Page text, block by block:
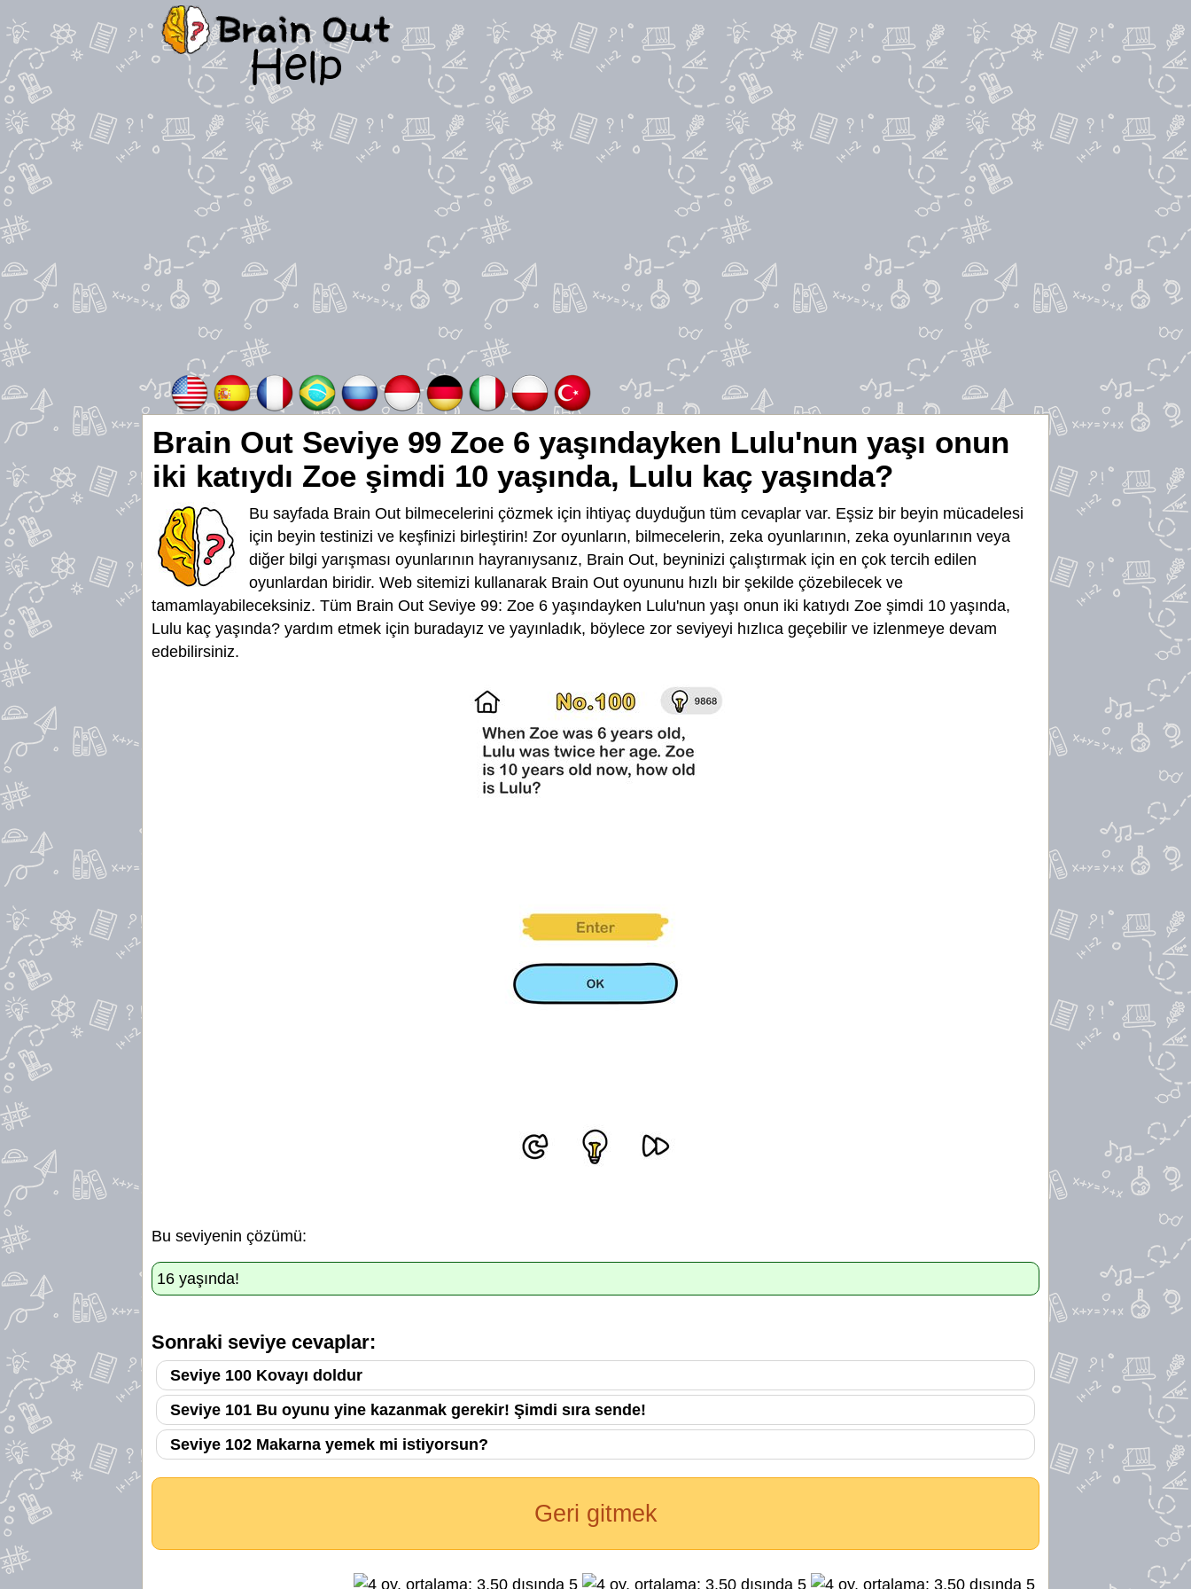
Brain Out Seviye 99 Zoe 6 yaşındayken Lulu'nun yaşı onun
iki katıydı Zoe şimdi 10 yaşında, Lulu kaç yaşında?
Bu sayfada Brain Out bilmecelerini çözmek için ihtiyaç duyduğun tüm cevaplar var. Eşsiz bir beyin mücadelesi
için beyin testinizi ve keşfinizi birleştirin! Zor oyunların, bilmecelerin, zeka oyunlarının, zeka oyunlarının veya
diğer bilgi yarışması oyunlarının hayranıysanız, Brain Out, beyninizi çalıştırmak için en çok tercih edilen
oyunlardan biridir. Web sitemizi kullanarak Brain Out oyununu hızlı bir şekilde çözebilecek ve
tamamlayabileceksiniz. Tüm Brain Out Seviye 99: Zoe 6 yaşındayken Lulu'nun yaşı onun iki katıydı Zoe şimdi 10 yaşında,
Lulu kaç yaşında? yardım etmek için buradayız ve yayınladık, böylece zor seviyeyi hızlıca geçebilir ve izlenmeye devam
edebilirsiniz.
Bu seviyenin çözümü:
16 yaşında!
Sonraki seviye cevaplar:
Seviye 100 Kovayı doldur
Seviye 101 Bu oyunu yine kazanmak gerekir! Şimdi sıra sende!
Seviye 102 Makarna yemek mi istiyorsun?
Geri gitmek